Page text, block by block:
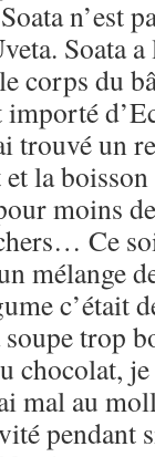
n’est
Soata
corps du
trouvé un
la
moins
Ce
mélange
c’était
trop
chocolat,
mal au